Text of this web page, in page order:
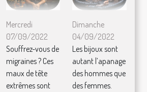
Mercredi
07/09/2022
Souffrez-vous de
migraines ? Ces
maux de tête
extrêmes sont
Dimanche
04/09/2022
Les bijoux sont
autant l’apanage
des hommes que
des femmes.